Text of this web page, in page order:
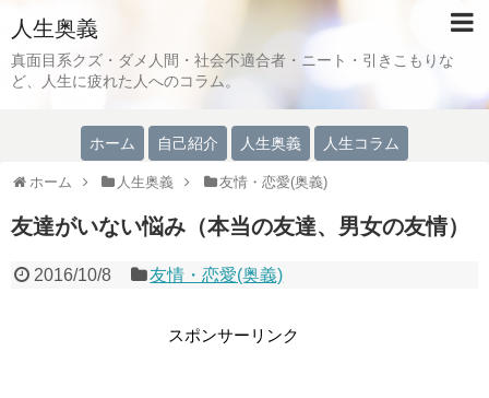
人生奥義
真面目系クズ・ダメ人間・社会不適合者・ニート・引きこもりな
ど、人生に疲れた人へのコラム。
ホーム 自己紹介 人生奥義 人生コラム
ホーム 人生奥義 友情・恋愛(奥義)
友達がいない悩み（本当の友達、男女の友情）
2016/10/8 友情・恋愛(奥義)
スポンサーリンク